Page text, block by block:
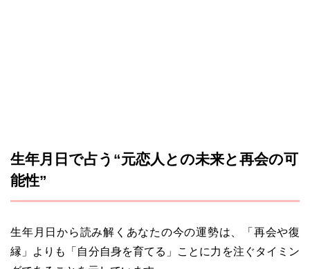
生年月日で占う“元恋人との未来と再会の可
能性”
生年月日から読み解くあなたの今の運勢は、「再会や復
縁」よりも「自分自身を育てる」ことに力を注ぐタイミン